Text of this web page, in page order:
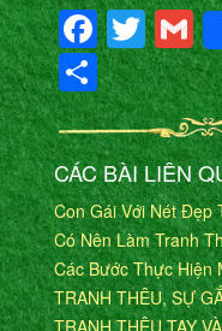
Share
CÁC BÀI LIÊN
Con Gái Với Nét Đẹp
Có Nên Làm Tranh
Các Bước Thực Hiện
TRANH THÊU, SỰ
TRANH THÊU TAY